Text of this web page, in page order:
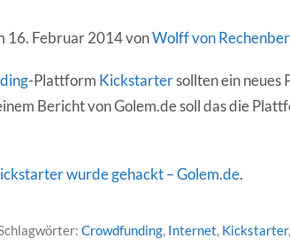
16. Februar 2014 vonWolff von
-Plattform Kickstartersollten ein neues
Bericht von Golem.de soll das die
wurde gehackt – Golem.de.
Crowdfunding, Internet, Kickstarter,